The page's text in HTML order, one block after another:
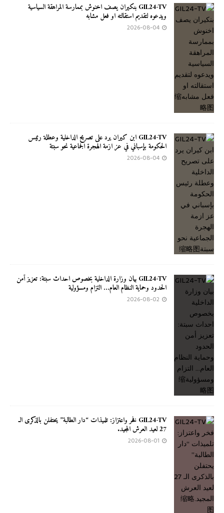
GIL24-TV بنكيران يصف اخنوش بممارسة المراهقة السياسية
ويدعوه لتقديم استقالته او فعل مشابه
2026-08-04
GIL24-TV ابن كيران يرد على تصريح الداخلية وعطلة رئيس
الحكومة بإسباني في عز ازمة الهجرة الجماعية نحو سبتة
2026-08-04
GIL24-TV بيان وزارة الداخلية بخصوص احداث سبتة: تعزيز أمن
الحدود وحماية النظام العام… التزام ومسؤولية
2026-08-02
GIL24-TV فخر واعتزاز: تلميذات “دار الطالبة” يحتفلن بالذكرى الـ
27 لعيد العرش المجيد.
2026-08-01